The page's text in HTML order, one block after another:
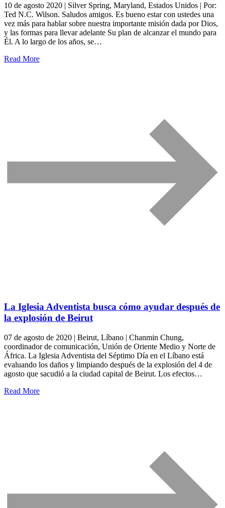
10 de agosto 2020 | Silver Spring, Maryland, Estados Unidos | Por:
Ted N.C. Wilson. Saludos amigos. Es bueno estar con ustedes una
vez más para hablar sobre nuestra importante misión dada por Dios,
y las formas para llevar adelante Su plan de alcanzar el mundo para
Él. A lo largo de los años, se…
Read More
La Iglesia Adventista busca cómo ayudar después de
la explosión de Beirut
07 de agosto de 2020 | Beirut, Líbano | Chanmin Chung,
coordinador de comunicación, Unión de Oriente Medio y Norte de
África. La Iglesia Adventista del Séptimo Día en el Líbano está
evaluando los daños y limpiando después de la explosión del 4 de
agosto que sacudió a la ciudad capital de Beirut. Los efectos…
Read More